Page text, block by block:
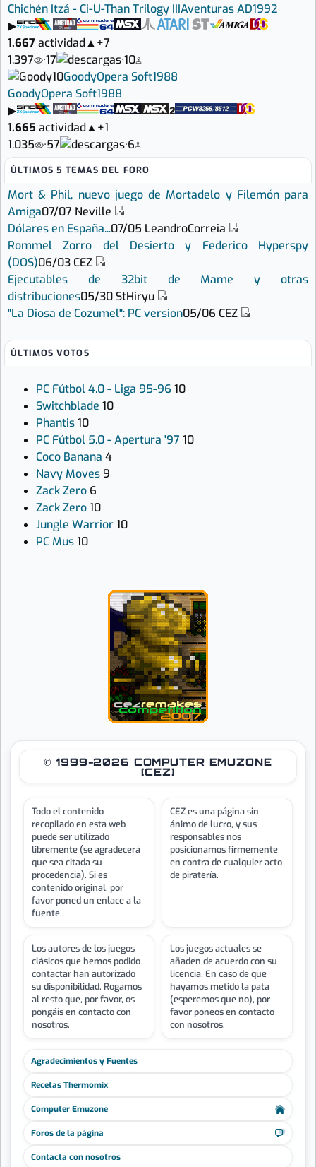
Chichén Itzá - Ci-U-Than Trilogy IIIAventuras AD1992
▶
1.667actividad▲+7
1.397
·17 ·10
10GoodyOpera Soft1988
GoodyOpera Soft1988
▶
1.665 actividad▲+1
1.035
·57 ·6
ÚLTIMOS 5 TEMAS DEL FORO
Mort & Phil, nuevo juego de Mortadelo y Filemón para
Amiga07/07 Neville
Dólares en España...07/05 LeandroCorreia
Rommel Zorro del Desierto y Federico Hyperspy
(DOS)06/03CEZ
Ejecutables de 32bit de Mame y otras
distribuciones05/30 StHiryu
"La Diosa de Cozumel": PC version05/06 CEZ
ÚLTIMOS VOTOS
PC Fútbol 4.0 - Liga 95-96 10
Switchblade 10
Phantis10
PC Fútbol 5.0 - Apertura '97 10
Coco Banana 4
Navy Moves 9
Zack Zero 6
Zack Zero10
Jungle Warrior10
PC Mus10
© 1999-2026 COMPUTER EMUZONE
[CEZ]
Todo el contenido
recopilado en esta web
puede ser utilizado
libremente (se agradecerá
que sea citada su
procedencia). Si es
contenido original, por
favor poned un enlace a la
fuente.
CEZ es una página sin
ánimo de lucro, y sus
responsables nos
posicionamos firmemente
en contra de cualquier acto
de piratería.
Los autores de los juegos
clásicos que hemos podido
contactar han autorizado
su disponibilidad. Rogamos
al resto que, por favor, os
pongáis en contacto con
nosotros.
Los juegos actuales se
añaden de acuerdo con su
licencia. En caso de que
hayamos metido la pata
(esperemos que no), por
favor poneos en contacto
con nosotros.
Agradecimientos y Fuentes
Recetas Thermomix
Computer Emuzone
Foros de la página
Contacta con nosotros